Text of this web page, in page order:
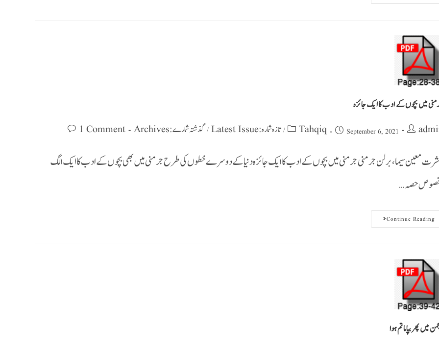
میں بچوں کے ادب کا ایک جائزہ
September 6, 2021
Tahqiq
/ تازہ شمارہ : Latest Issue / گذشتہ شمارے : Archives 1 Comment
معین سیما، برلن جرمنی جرمنی میں بچوں کے ادب کا ایک جائزہ دنیا کے دوسرے خطوں کی طرح جرمنی میں بھی بچوں کے ادب کا ایک الگ
حصہ…
Continue Reading
میں پھر بپا ماتم ہوا